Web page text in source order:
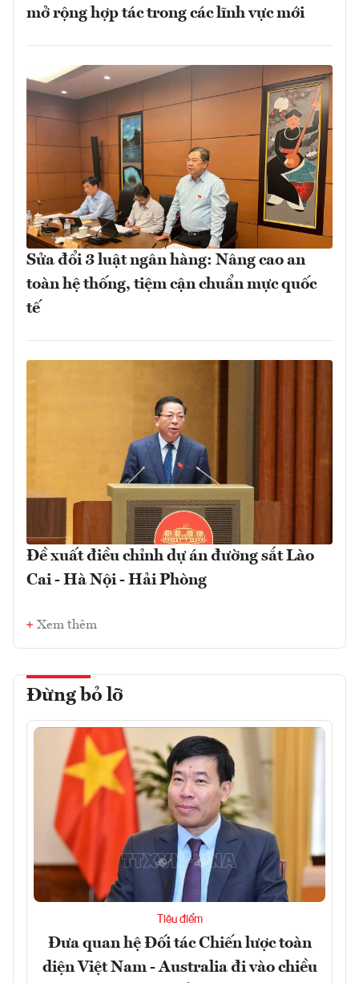
mở rộng hợp tác trong các lĩnh vực mới
Sửa đổi 3 luật ngân hàng: Nâng cao an
toàn hệ thống, tiệm cận chuẩn mực quốc
tế
Đề xuất điều chỉnh dự án đường sắt Lào
Cai - Hà Nội - Hải Phòng
Xem thêm
Đừng bỏ lỡ
Tiêu điểm
Đưa quan hệ Đối tác Chiến lược toàn
diện Việt Nam - Australia đi vào chiều